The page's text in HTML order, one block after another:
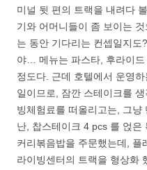
미널 뒷 편의 트랙을 내려다
기와 어머니들이 좀 보이는
는 동안 기다리는 컨셉일지
야… 메뉴는 파스타, 후라이
정도다. 근데 호텔에서 운영
일이므로, 잠깐 스테이크를
빙체험료를 떠올리고는, 그냥
난, 찹스테이크 4 pcs 를 얹은
커리볶음밥을 주문했는데, 플
라이빙센터의 트랙을 형상화